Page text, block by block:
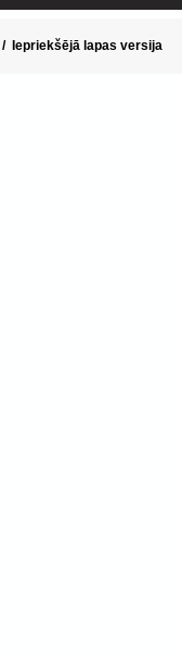
/ Iepriekšējā lapas versija